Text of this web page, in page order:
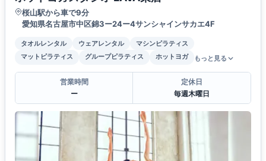
桜山駅から車で9分
愛知県名古屋市中区錦3ー24ー4サンシャインサカエ4F
タオルレンタル ウェアレンタル
マシンピラティス
マットピラティス
グループピラティス ホットヨガ もっと見る
営業時間
ー
定休日
毎週木曜日